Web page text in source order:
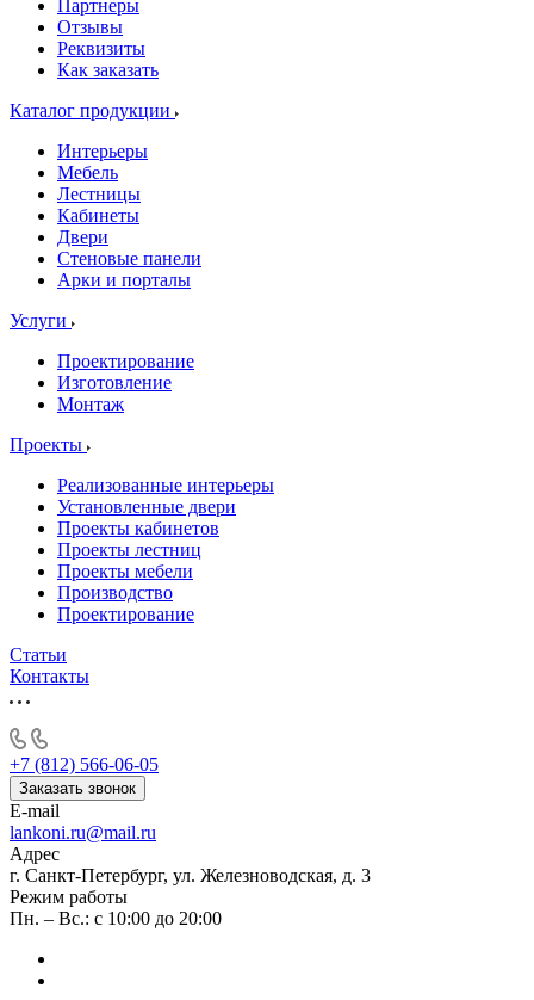
Партнеры
Отзывы
Реквизиты
Как заказать
Каталог продукции
Интерьеры
Мебель
Лестницы
Кабинеты
Двери
Стеновые панели
Арки и порталы
Услуги
Проектирование
Изготовление
Монтаж
Проекты
Реализованные интерьеры
Установленные двери
Проекты кабинетов
Проекты лестниц
Проекты мебели
Производство
Проектирование
Статьи
Контакты
+7 (812) 566-06-05
Заказать звонок
E-mail
lankoni.ru@mail.ru
Адрес
г. Санкт-Петербург, ул. Железноводская, д. 3
Режим работы
Пн. – Вс.: с 10:00 до 20:00